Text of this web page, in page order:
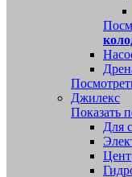
Джилекс
Показать
Для